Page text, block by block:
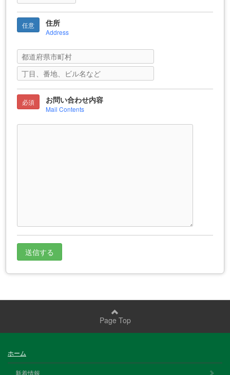
任意 住所
Address
必須 お問い合わせ内容
Mail Contents
Page Top
ホーム
新着情報